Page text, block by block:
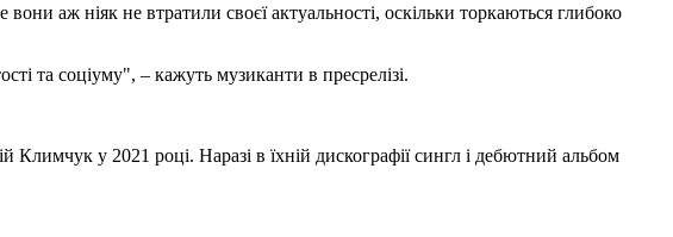
вони аж ніяк не втратили своєї актуальності, оскільки торкаються глибоко
та соціуму", – кажуть музиканти в пресрелізі.
у 2021 році. Наразі в їхній дискографії сингл і дебютний альбом